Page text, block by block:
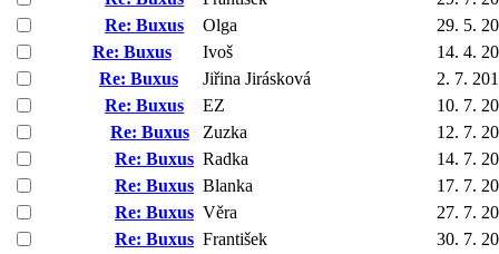
Re: Buxus
Olga
29. 5.
Re: Buxus
Ivoš
14. 4.
Re: Buxus
Jiřina Jirásková
2. 7.
Re: Buxus
EZ
10. 7.
Re: Buxus
Zuzka
12. 7.
Re: Buxus Radka
14. 7.
Re: Buxus Blanka
17. 7.
Re: Buxus Věra
27. 7.
Re: Buxus František
30. 7.